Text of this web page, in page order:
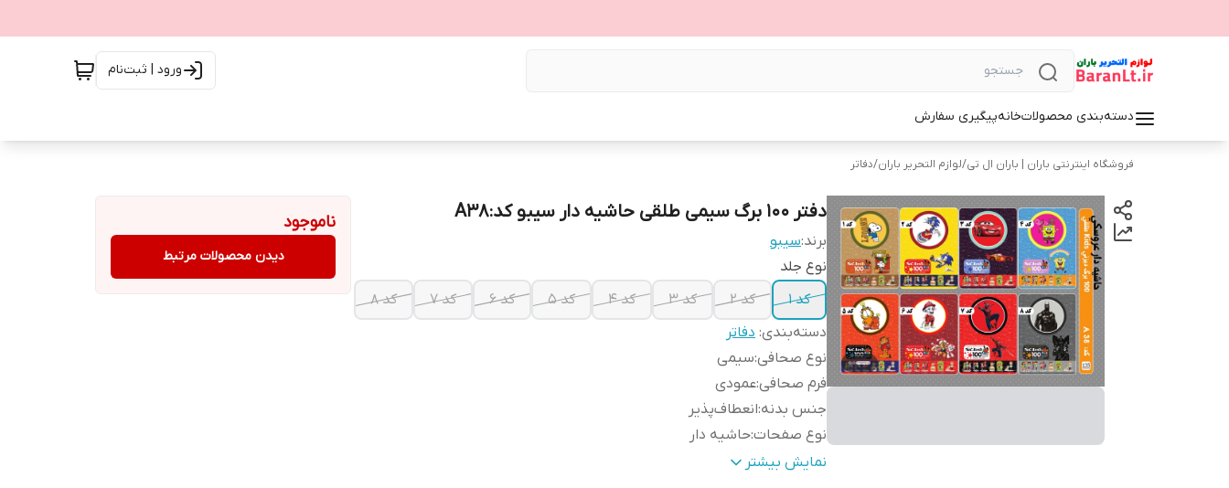
ورود | ثبت‌نام
دسته‌بندی محصولاتخانهپیگیری سفارش
فروشگاه اینترنتی باران | باران ال تی/لوازم التحریر باران/دفاتر
دفتر 100 برگ سیمی طلقی حاشیه دار سیبو کد:A38
برند:سیبو
نوع جلد
کد 1
کد 2 کد 3 کد 4 کد 5 کد 6 کد 7
کد 8
دسته‌بندی: دفاتر
نوع صحافی:سیمی
فرم صحافی:عمودی
جنس بدنه:انعطاف‌پذیر
نوع صفحات:حاشیه دار
تعداد برگ:100 برگ
نمایش بیشتر
ناموجود
دیدن محصولات مرتبط